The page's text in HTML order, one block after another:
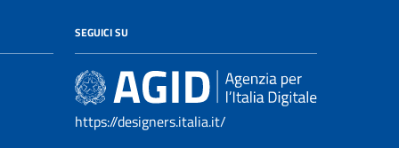
SEGUICI SU
https://designers.italia.it/